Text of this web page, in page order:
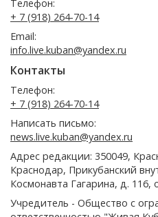
Телефон:
+ 7 (918) 264-70-14
Email:
info.live.kuban@yandex.ru
Контакты
Телефон:
+ 7 (918) 264-70-14
Написать письмо:
news.live.kuban@yandex.ru
Адрес редакции: 350049,
Краснодар, Прикубанский
Космонавта Гагарина, д. 116,
Учредитель - Общество с